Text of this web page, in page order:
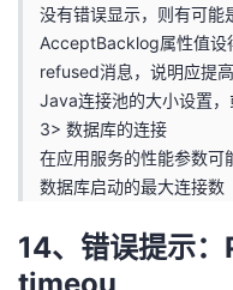
子
直
播
的
活
动
我
的
关
注
我
的
开
发
我
的
Programs
我
的
没有错误显示，则有可
AcceptBacklog属性值设
refused消息，说明应提
Java连接池的大小设置
3> 数据库的连接
在应用服务的性能参数可
数据库启动的最大连接数
14、错误提示